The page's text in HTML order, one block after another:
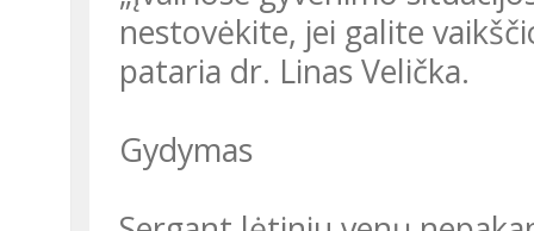
nestovėkite, jei galite
pataria dr. Linas Velička.
Gydymas